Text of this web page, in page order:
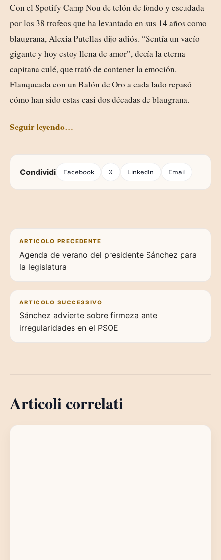
Con el Spotify Camp Nou de telón de fondo y escudada
por los 38 trofeos que ha levantado en sus 14 años como
blaugrana, Alexia Putellas dijo adiós. “Sentía un vacío
gigante y hoy estoy llena de amor”, decía la eterna
capitana culé, que trató de contener la emoción.
Flanqueada con un Balón de Oro a cada lado repasó
cómo han sido estas casi dos décadas de blaugrana.
Seguir leyendo…
Condividi Facebook X LinkedIn Email
Navigazione articoli
ARTICOLO PRECEDENTE
Agenda de verano del presidente Sánchez para
la legislatura
ARTICOLO SUCCESSIVO
Sánchez advierte sobre firmeza ante
irregularidades en el PSOE
Articoli correlati